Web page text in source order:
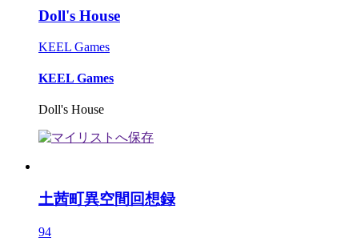
Doll's House
KEEL Games
KEEL Games
Doll's House
土茜町異空間回想録
94